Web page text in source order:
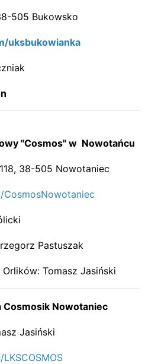
505 Bukowsko
uksbukowianka
"Cosmos" w Nowotańcu
38-505 Nowotaniec
Pastuszak
Tomasz Jasiński
Cosmosik Nowotaniec
Jasiński